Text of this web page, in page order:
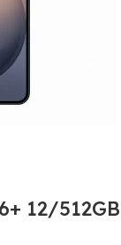
12/512GB